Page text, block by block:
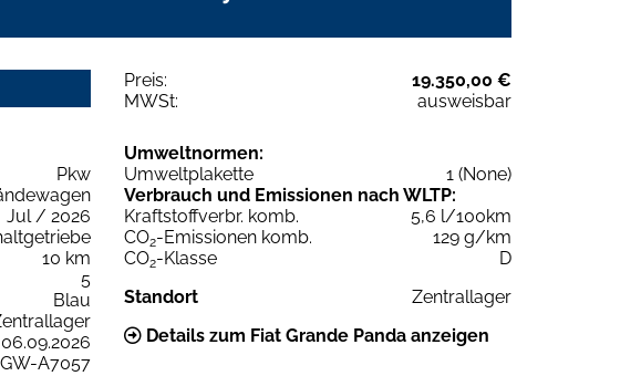
Preis:
19.350,00 €
MWSt:
ausweisbar
Pkw
Jul / 2026
10 km
5
Blau
GW-A7057
Umweltnormen:
Umweltplakette
1 (None)
Verbrauch und Emissionen nach WLTP:
Kraftstoffverbr. komb.
5,6 l/100km
CO2-Emissionen komb.
129 g/km
CO2-Klasse
D
Standort
Zentrallager
Details zum Fiat Grande Panda anzeigen